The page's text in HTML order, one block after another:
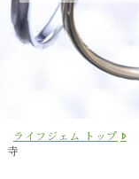
ライフジェム トップ
寺